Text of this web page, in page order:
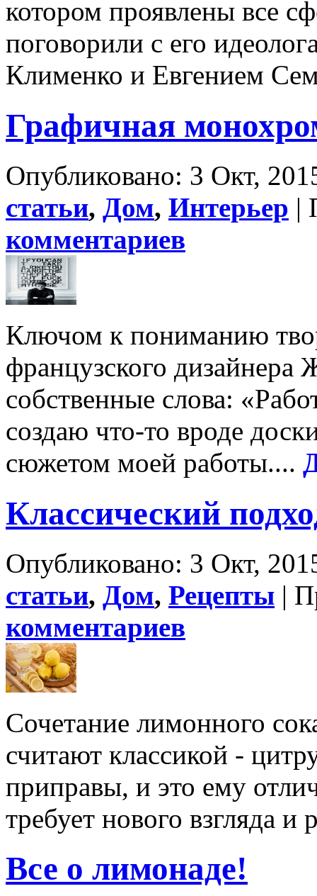
котором проявлены все
поговорили с его
Клименко и Евгением
Графичная
Опубликовано: 3 Окт,
статьи, Дом, Интерьер |
комментариев
Ключом к пониманию
французского дизайнера
собственные слова:
создаю что-то вроде
сюжетом моей работы....
Классический
Опубликовано: 3 Окт,
статьи, Дом, Рецепты |
комментариев
Сочетание лимонного
считают классикой -
приправы, и это ему
требует нового взгляда и
Все о лимонаде!